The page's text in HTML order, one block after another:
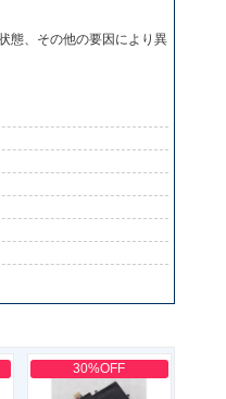
態、その他の要因により異
30%OFF